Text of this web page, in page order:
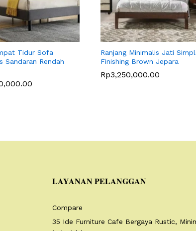
Tidur Sofa
Sandaran Rendah
Ranjang Minimalis Jati
Finishing Brown Jepara
Rp3,250,000.00
LAYANAN PELANGGAN
Compare
35 Ide Furniture Cafe Bergaya Rustic,